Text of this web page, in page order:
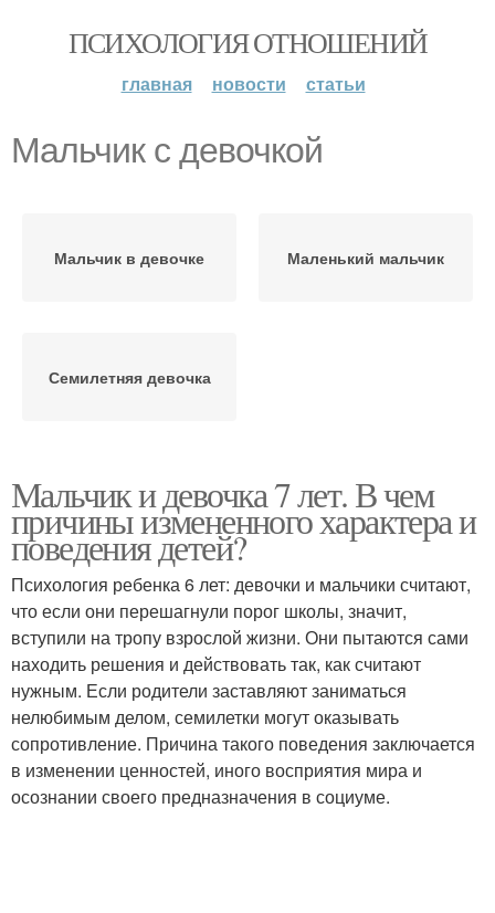
ПСИХОЛОГИЯ ОТНОШЕНИЙ
главная новости статьи
Мальчик с девочкой
Мальчик в девочке Маленький мальчик
Семилетняя девочка
Мальчик и девочка 7 лет. В чем
причины измененного характера и
поведения детей?
Психология ребенка 6 лет: девочки и мальчики считают,
что если они перешагнули порог школы, значит,
вступили на тропу взрослой жизни. Они пытаются сами
находить решения и действовать так, как считают
нужным. Если родители заставляют заниматься
нелюбимым делом, семилетки могут оказывать
сопротивление. Причина такого поведения заключается
в изменении ценностей, иного восприятия мира и
осознании своего предназначения в социуме.